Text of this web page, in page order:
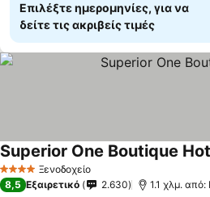
Επιλέξτε ημερομηνίες, για να
δείτε τις ακριβείς τιμές
4 ΑστέριαΞενοδοχείο
Superior One Boutique
8,5 Εξαιρετικό 2.630 1.1 χλμ. από: